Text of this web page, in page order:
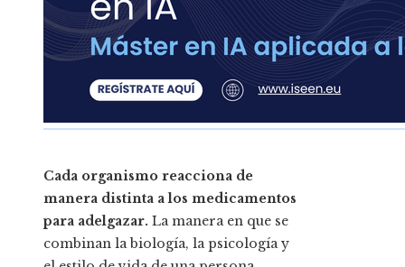
Cada organismo reacciona de
manera distinta a los medicamentos
para adelgazar. La manera en que se
combinan la biología, la psicología y